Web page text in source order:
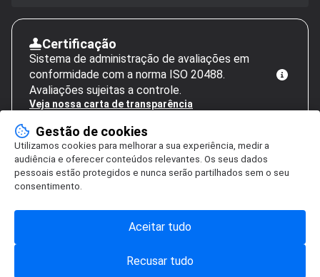
Certificação
Sistema de administração de avaliações em
conformidade com a norma ISO 20488.
Avaliações sujeitas a controle.
Veja nossa carta de transparência
Gestão de cookies
Utilizamos cookies para melhorar a sua experiência, medir a
audiência e oferecer conteúdos relevantes. Os seus dados
pessoais estão protegidos e nunca serão partilhados sem o seu
consentimento.
Recusar tudo
Aceitar tudo